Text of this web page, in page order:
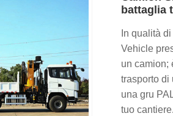
battaglia
In qualità
Vehicle
un camion;
trasporto di
una gru
tuo